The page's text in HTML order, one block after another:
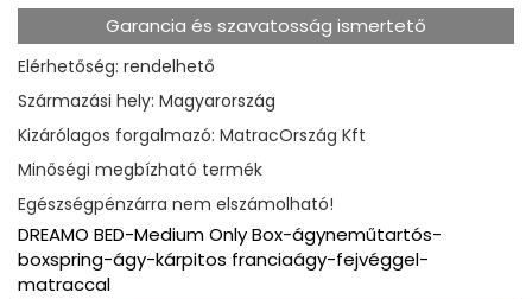
Garancia és szavatosság ismertető
Elérhetőség: rendelhető
Származási hely: Magyarország
Kizárólagos forgalmazó: MatracOrszág Kft
Minőségi megbízható termék
Egészségpénzárra nem elszámolható!
DREAMO BED-Medium Only Box-ágyneműtartós-
boxspring-ágy-kárpitos franciaágy-fejvéggel-
matraccal